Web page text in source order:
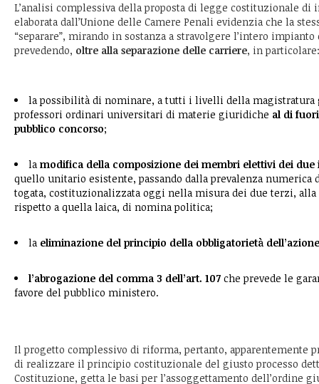
L’analisi complessiva della proposta di legge costituzionale di
elaborata dall’Unione delle Camere Penali evidenzia che la
“separare”, mirando in sostanza a stravolgere l’intero
prevedendo, oltre alla separazione delle carriere, in particolare:
la possibilità di nominare, a tutti i livelli della magistratura
professori ordinari universitari di materie giuridiche al di
pubblico concorso;
lamodifica della composizione dei membri elettivi dei due
quello unitario esistente, passando dalla prevalenza numerica
togata, costituzionalizzata oggi nella misura dei due terzi, alla
rispetto a quella laica, di nomina politica;
la eliminazione del principio della obbligatorietà
l’abrogazione del comma 3 dell’art. 107 che prevede le
favore del pubblico ministero.
Il progetto complessivo di riforma, pertanto, apparentemente
di realizzare il principio costituzionale del giusto processo
Costituzione, getta le basi per l’assoggettamento dell’ordine